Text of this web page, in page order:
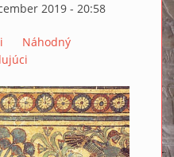
2019 - 20:58
Náhodný